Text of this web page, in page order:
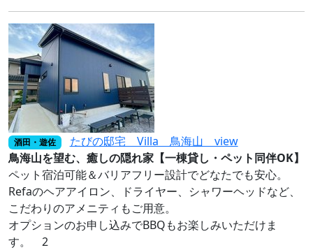
酒田・遊佐
たびの邸宅 Villa 鳥海山 view
鳥海山を望む、癒しの隠れ家【一棟貸し・ペット同伴OK】
ペット宿泊可能＆バリアフリー設計でどなたでも安心。
Refaのヘアアイロン、ドライヤー、シャワーヘッドなど、
こだわりのアメニティもご用意。
オプションのお申し込みでBBQもお楽しみいただけま
す。 2